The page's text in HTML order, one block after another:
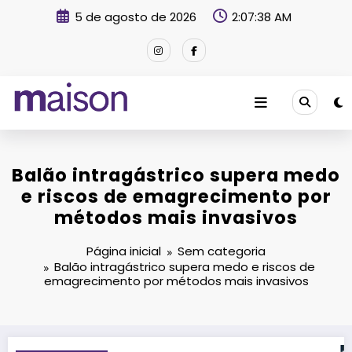
5 de agosto de 2026 2:07:39 AM
Revista Maison
Balão intragástrico supera medo
e riscos de emagrecimento por
métodos mais invasivos
Página inicial
Sem categoria
Balão intragástrico supera medo e riscos de
emagrecimento por métodos mais invasivos